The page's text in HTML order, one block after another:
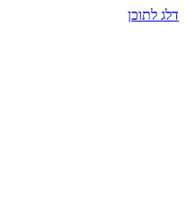
דלג לתוכן